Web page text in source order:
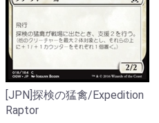
[JPN]探検の猛禽/Expedition
Raptor